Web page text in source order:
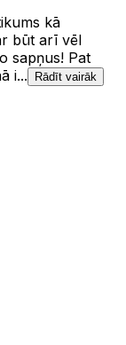
kā
būt arī vēl
sapņus! Pat
i...
Rādīt vairāk